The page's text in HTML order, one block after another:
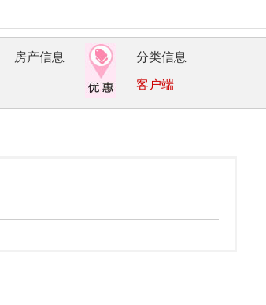
房产信息 分类信息
客户端